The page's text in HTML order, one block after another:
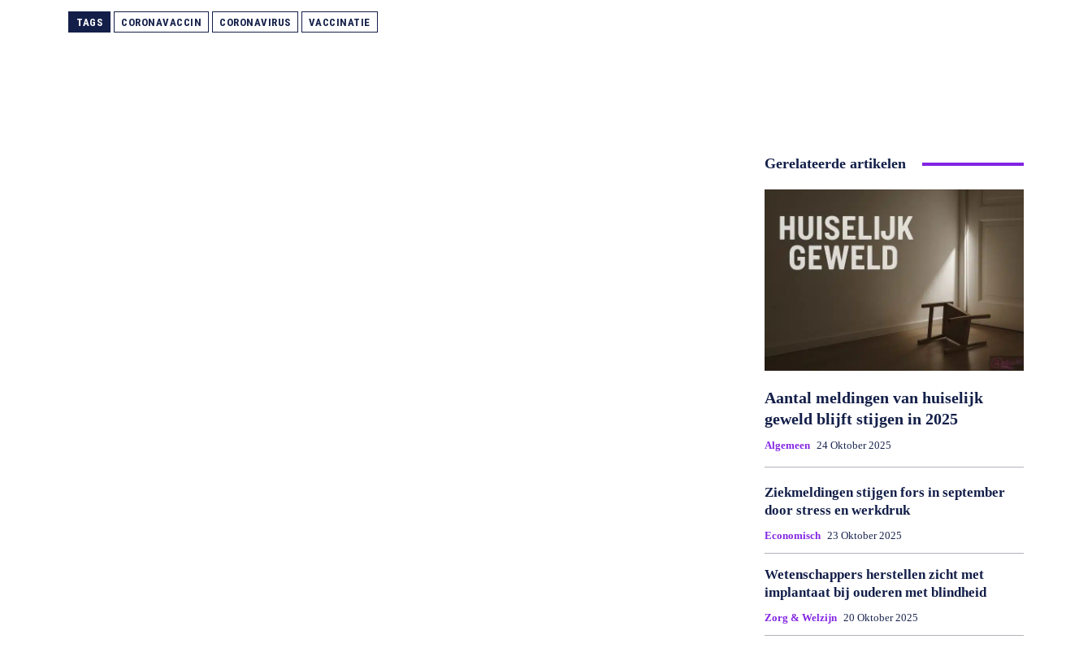
TAGS CORONAVACCIN CORONAVIRUS VACCINATIE
Gerelateerde artikelen
Aantal meldingen van huiselijk
geweld blijft stijgen in 2025
Algemeen 24 Oktober 2025
Ziekmeldingen stijgen fors in september
door stress en werkdruk
Economisch 23 Oktober 2025
Wetenschappers herstellen zicht met
implantaat bij ouderen met blindheid
Zorg & Welzijn 20 Oktober 2025